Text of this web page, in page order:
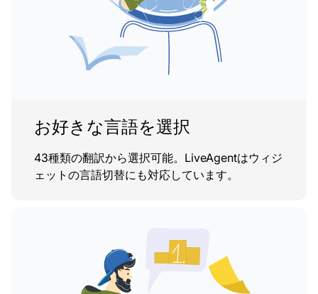
お好きな言語を選択
43種類の翻訳から選択可能。LiveAgentはウィジ
ェットの言語切替にも対応しています。